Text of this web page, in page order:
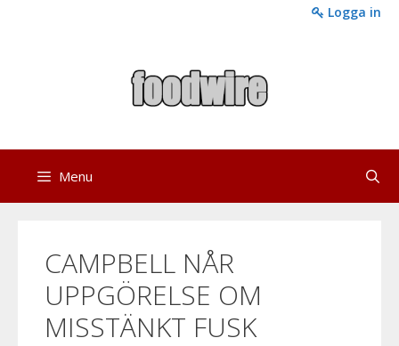
Logga in
Menu
CAMPBELL NÅR
UPPGÖRELSE OM
MISSTÄNKT FUSK